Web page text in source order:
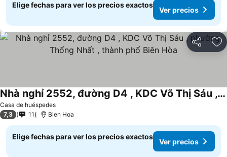
Elige fechas para ver los precios exactos
Ver precios
Compartir
Casa de huéspedes
Nhà nghỉ 2552, đường D4 , KDC Võ Thị Sáu , phường Thống Nhất , thành phố Biên Hòa
Ver precios
7,3 11 Bien Hoa
Elige fechas para ver los precios exactos
Ver precios